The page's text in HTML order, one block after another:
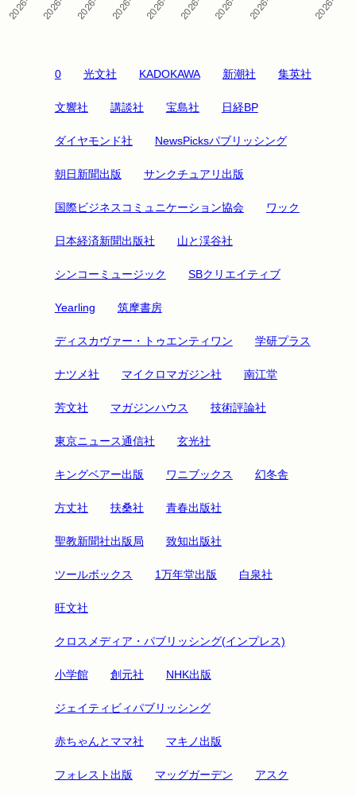
0 光文社 KADOKAWA 新潮社 集英社
文響社 講談社 宝島社 日経BP
ダイヤモンド社 NewsPicksパブリッシング
朝日新聞出版 サンクチュアリ出版
国際ビジネスコミュニケーション協会 ワック
日本経済新聞出版社 山と渓谷社
シンコーミュージック SBクリエイティブ
Yearling 筑摩書房
ディスカヴァー・トゥエンティワン 学研プラス
ナツメ社 マイクロマガジン社 南江堂
芳文社 マガジンハウス 技術評論社
東京ニュース通信社 玄光社
キングベアー出版 ワニブックス 幻冬舎
方丈社 扶桑社 青春出版社
聖教新聞社出版局 致知出版社
ツールボックス 1万年堂出版 白泉社
旺文社
クロスメディア・パブリッシング(インプレス)
小学館 創元社 NHK出版
ジェイティビィパブリッシング
赤ちゃんとママ社 マキノ出版
フォレスト出版 マッグガーデン アスク